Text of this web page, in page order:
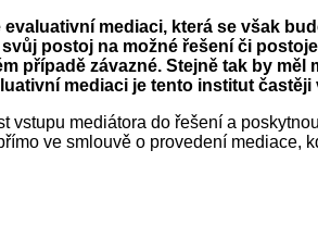
evaluativní mediaci, která se však
postoj na možné řešení či
případě závazné. Stejně tak by
mediaci je tento institut častěji
mediátora do řešení a
ve smlouvě o provedení